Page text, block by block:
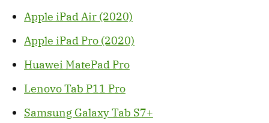
Apple iPad Air (2020)
Apple iPad Pro (2020)
Huawei MatePad Pro
Lenovo Tab P11 Pro
Samsung Galaxy Tab S7+